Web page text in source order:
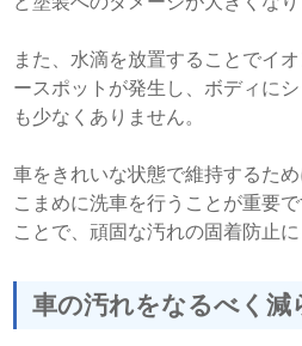
また、水滴を放置することでイ
ースポットが発生し、ボディに
も少なくありません。
車をきれいな状態で維持するた
こまめに洗車を行うことが重要
ことで、頑固な汚れの固着防止に
車の汚れをなるべく減